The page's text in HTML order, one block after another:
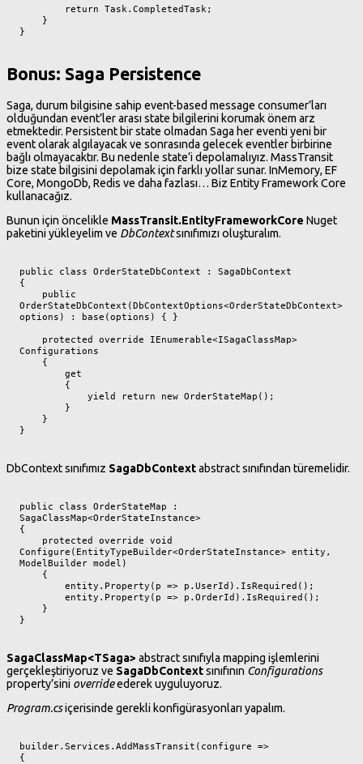
}
Bonus: Saga Persistence
Saga, durum bilgisine sahip event-based message consumer’ları
olduğundan event’ler arası state bilgilerini korumak önem arz
etmektedir. Persistent bir state olmadan Saga her eventi yeni bir
event olarak algılayacak ve sonrasında gelecek eventler birbirine
bağlı olmayacaktır. Bu nedenle state’i depolamalıyız. MassTransit
bize state bilgisini depolamak için farklı yollar sunar. InMemory, EF
Core, MongoDb, Redis ve daha fazlası… Biz Entity Framework Core
kullanacağız.
Bunun için öncelikle MassTransit.EntityFrameworkCore Nuget
paketini yükleyelim ve DbContextsınıfımızı oluşturalım.
public class OrderStateDbContext : SagaDbContext
{
OrderStateDbContext(DbContextOptions<OrderStateDbContext>
options) : base(options) { }
Configurations
}
DbContext sınıfımız SagaDbContextabstract sınıfından türemelidir.
public class OrderStateMap :
SagaClassMap<OrderStateInstance>
{
Configure(EntityTypeBuilder<OrderStateInstance> entity,
ModelBuilder model)
}
SagaClassMap<TSaga> abstract sınıfıyla mapping işlemlerini
gerçekleştiriyoruz ve SagaDbContextsınıfının Configurations
property’sini overrideederek uyguluyoruz.
Program.csiçerisinde gerekli konfigürasyonları yapalım.
builder.Services.AddMassTransit(configure =>
{